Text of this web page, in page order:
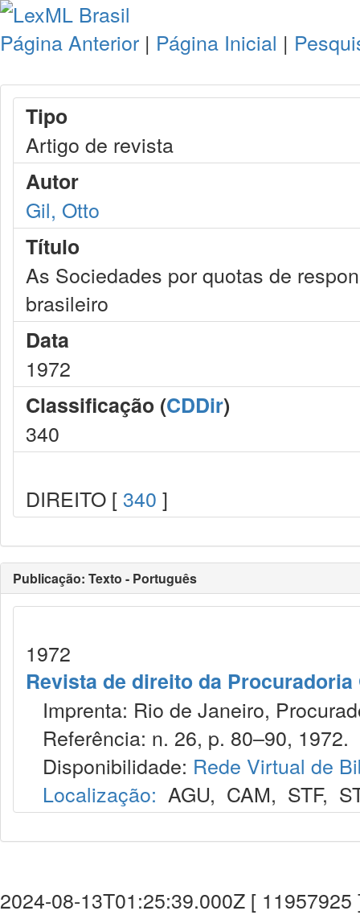
Página Anterior | Página Inicial |
Tipo
Artigo de revista
Autor
Gil, Otto
Título
As Sociedades por quotas de
brasileiro
Data
1972
Classificação (CDDir)
340
DIREITO [ 340 ]
Publicação: Texto - Português
1972
Revista de direito da Procuradoria
Imprenta: Rio de Janeiro,
Referência: n. 26, p. 80–90, 1972.
Disponibilidade: Rede Virtual de
Localização: AGU, CAM, STF,
2024-08-13T01:25:39.000Z [ 11957925